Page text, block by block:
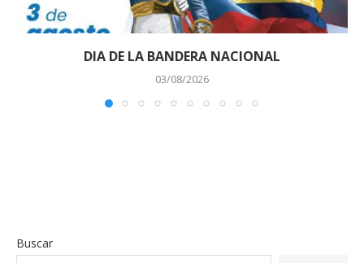
DIA DE LA BANDERA NACIONAL
03/08/2026
Buscar